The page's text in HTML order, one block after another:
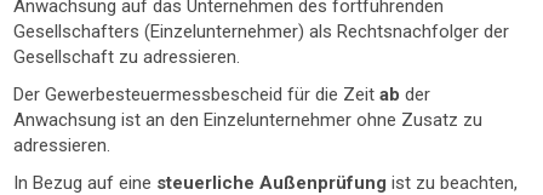
Anwachsung auf das Unternehmen des fortführenden
Gesellschafters (Einzelunternehmer) als Rechtsnachfolger der
Gesellschaft zu adressieren.
Der Gewerbesteuermessbescheid für die Zeitab der
Anwachsung ist an den Einzelunternehmer ohne Zusatz zu
adressieren.
In Bezug auf eine steuerliche Außenprüfung ist zu beachten,